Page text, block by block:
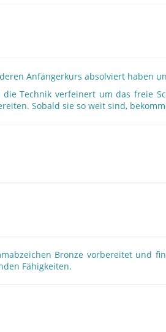
Anfängerkurs absolviert haben
Technik verfeinert um das freie
Sobald sie so weit sind,
Bronze vorbereitet und
Fähigkeiten.